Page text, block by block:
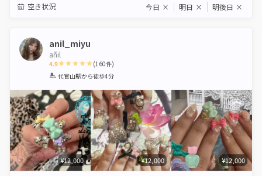
空き状況 今日 × 明日 × 明後日 ×
anil_miyu
añil
4.9
1 2 3 4 5
(160件)
代官山駅から徒歩4分
¥12,000 ¥12,000 ¥12,000